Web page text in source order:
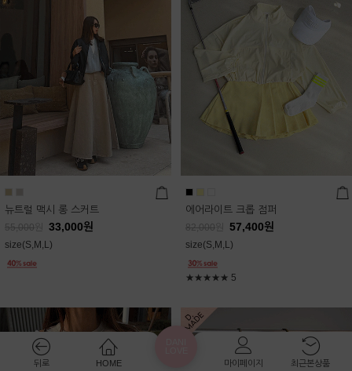
뉴트럴 맥시 롱 스커트
55,000 33,000원
size(S,M,L)
에어라이트 크롭 점퍼
82,000 57,400원
size(S,M,L)
★★★★★ 5
뒤로 HOME
마이페이지
최근본상품